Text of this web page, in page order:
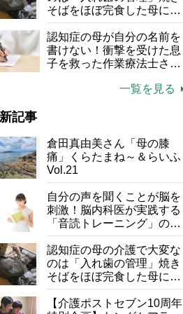
そばをほぼ完食した母に息
子が血の気が引いた理由
認知症の母が自分の名前を
書けない！衝撃を受けた息
子を救った作業療法士さん
一覧を見る
記事
倉田真由美さん「母の膝
痛」くらたまね～＆らいふ
Vol.21
自分の声を聞くことが脳を
刺激！脳内科医が実践する
「音読トレーニング」の極
意
認知症の母の介護で大変な
のは「入れ歯の管理」焼き
そばをほぼ完食した母に息
子が血の気が引いた理由
【介護ポストセブン10周年